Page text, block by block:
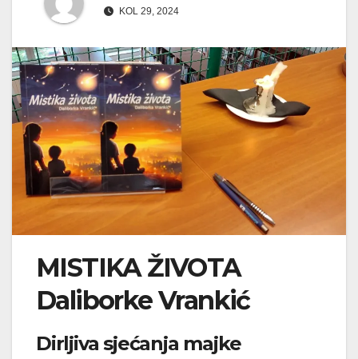
KOL 29, 2024
MISTIKA ŽIVOTA
Daliborke Vrankić
Dirljiva sjećanja majke